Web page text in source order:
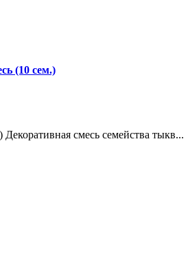
(10 сем.)
смесь семейства тыкв...